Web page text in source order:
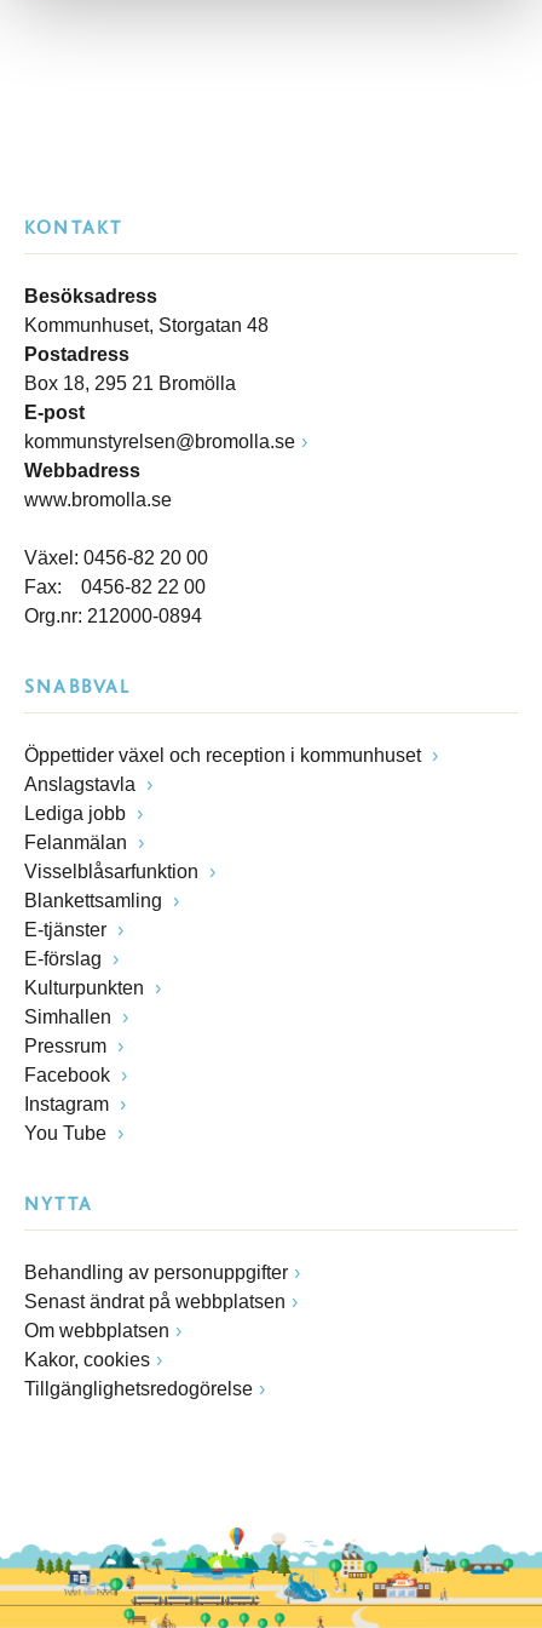
KONTAKT
Besöksadress
Kommunhuset, Storgatan 48
Postadress
Box 18, 295 21 Bromölla
E-post
kommunstyrelsen@bromolla.se
Webbadress
www.bromolla.se
Växel: 0456-82 20 00
Fax: 0456-82 22 00
Org.nr: 212000-0894
SNABBVAL
Öppettider växel och reception i kommunhuset
Anslagstavla
Lediga jobb
Felanmälan
Visselblåsarfunktion
Blankettsamling
E-tjänster
E-förslag
Kulturpunkten
Simhallen
Pressrum
Facebook
Instagram
You Tube
NYTTA
Behandling av personuppgifter
Senast ändrat på webbplatsen
Om webbplatsen
Kakor, cookies
Tillgänglighetsredogörelse